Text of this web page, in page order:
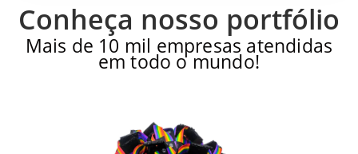
Conheça nosso portfólio
Mais de 10 mil empresas atendidas
em todo o mundo!